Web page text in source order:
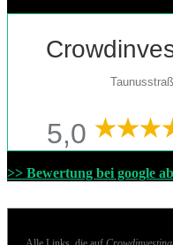
5,0
>> Bewertung bei google